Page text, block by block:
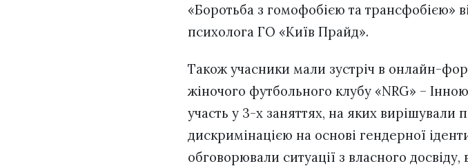
«Боротьба з гомофобією та трансфобією»
психолога ГО «Київ Прайд».
Також учасники мали зустріч в онлайн-
жіночого футбольного клубу «NRG» –
участь у 3-х заняттях, на яких вирішували
дискримінацією на основі гендерної
обговорювали ситуації з власного